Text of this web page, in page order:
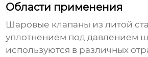
Области применения
Шаровые клапаны из литой
уплотнением под давлением
используются в различных